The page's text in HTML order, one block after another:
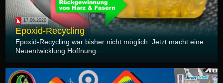
17.06.2020
Epoxid-Recycling
Epoxid-Recycling war bisher nicht möglich. Jetzt macht eine
Neuentwicklung Hoffnung...